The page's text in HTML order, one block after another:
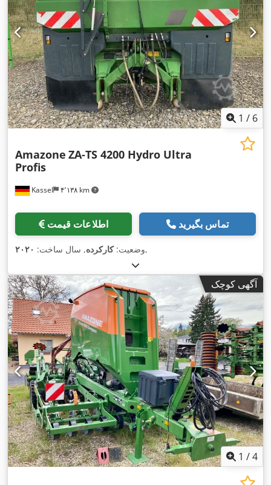
1 / 6
Kassel ۴٬۱۳۸ km
Amazone ZA-TS 4200 Hydro Ultra
Profis
اطلاعات قیمت تماس بگیرید
وضعیت:کارکرده, سال ساخت: ۲۰۲۰ ,
آگهی کوچک
1 /4